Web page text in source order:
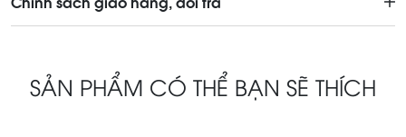
SẢN PHẨM CÓ THỂ BẠN SẼ THÍCH